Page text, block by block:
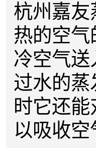
杭州嘉
热的空气
冷空气
过水的
时它还
以吸收